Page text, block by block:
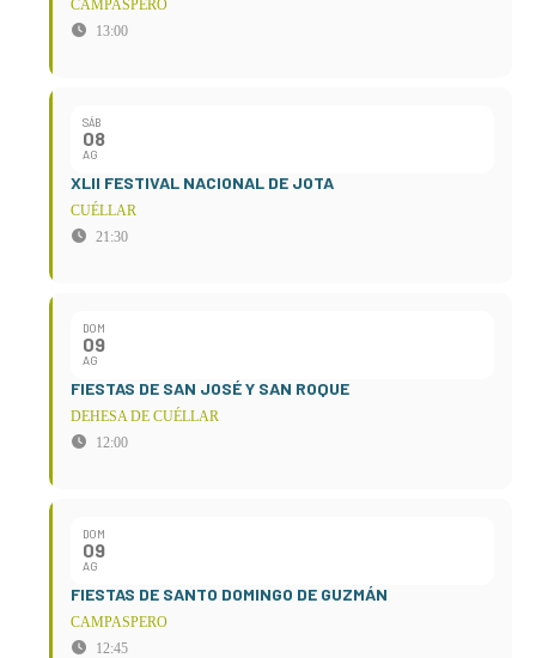
CAMPASPERO
13:00
SÁB
08
AG
XLII FESTIVAL NACIONAL DE JOTA
CUÉLLAR
21:30
DOM
09
AG
FIESTAS DE SAN JOSÉ Y SAN ROQUE
DEHESA DE CUÉLLAR
12:00
DOM
09
AG
FIESTAS DE SANTO DOMINGO DE GUZMÁN
CAMPASPERO
12:45